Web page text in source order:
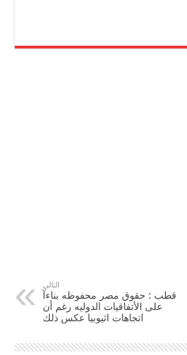
التالي
قطب : حقوق مصر محفوظه بناءآ
على الأتفاقيات الدوليه رغم أن
اتجاهات اثيوبيا عكس ذلك